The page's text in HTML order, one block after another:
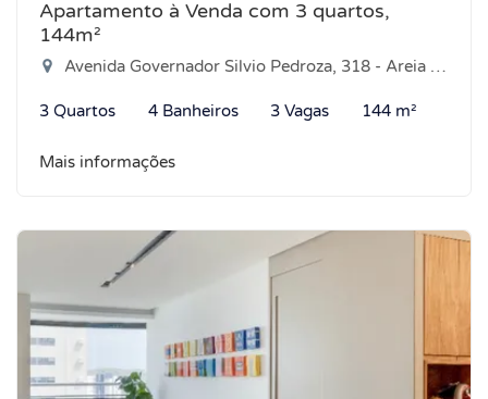
Apartamento à Venda com 3 quartos,
144m²
Avenida Governador Silvio Pedroza, 318 - Areia Preta, Natal-RN
3 Quartos 4 Banheiros 3 Vagas 144 m²
Mais informações